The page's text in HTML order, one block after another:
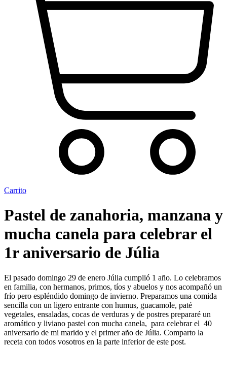
Carrito
Pastel de zanahoria, manzana y
mucha canela para celebrar el
1r aniversario de Júlia
El pasado domingo 29 de enero Júlia cumplió 1 año. Lo celebramos
en familia, con hermanos, primos, tíos y abuelos y nos acompañó un
frío pero espléndido domingo de invierno. Preparamos una comida
sencilla con un ligero entrante con humus, guacamole, paté
vegetales, ensaladas, cocas de verduras y de postres prepararé un
aromático y liviano pastel con mucha canela, para celebrar el 40
aniversario de mi marido y el primer año de Júlia. Comparto la
receta con todos vosotros en la parte inferior de este post.